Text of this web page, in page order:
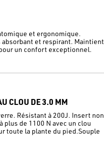
et ergonomique.
et respirant. Maintient
un confort exceptionnel.
CLOU DE 3.0 MM
Résistant à 200J. Insert non
de 1100 N avec un clou
toute la plante du pied.Souple